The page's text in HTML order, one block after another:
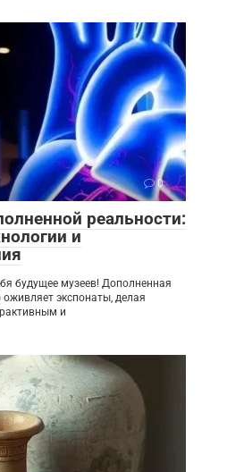
0
реальности:
и
будущее музеев! Дополненная
оживляет экспонаты, делая
и